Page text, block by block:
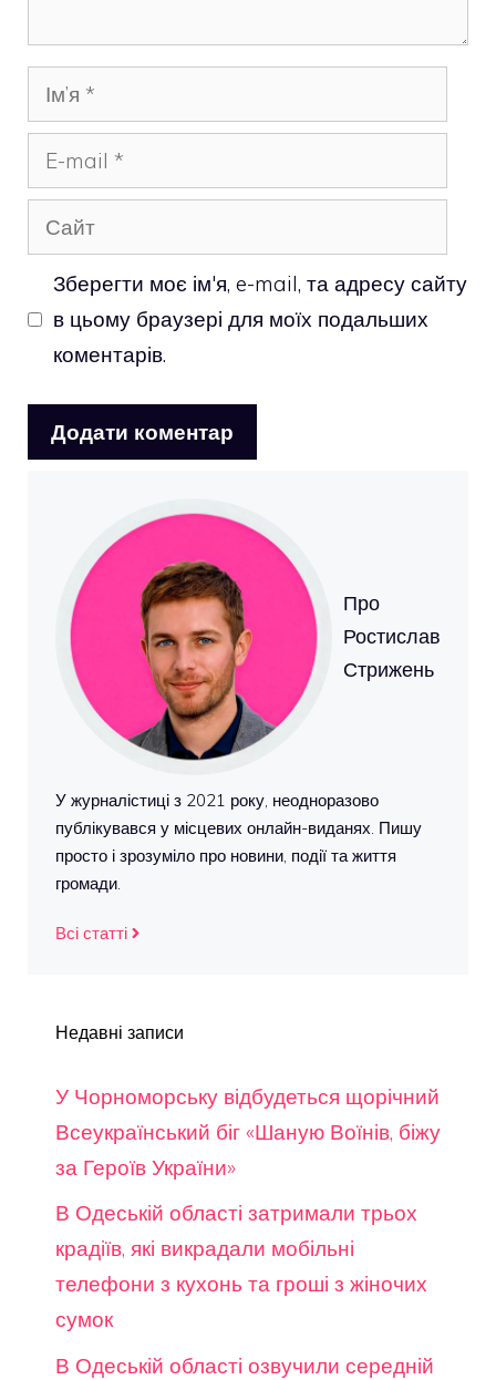
Ім’я
mail
Сайт
Зберегти моє ім'я, e-mail, та адресу сайту
в цьому браузері для моїх подальших
коментарів.
Про
Ростислав
Стрижень
У журналістиці з 2021 року, неодноразово
публікувався у місцевих онлайн-виданях. Пишу
просто і зрозуміло про новини, події та життя
громади.
Всі статті
Недавні записи
У Чорноморську відбудеться щорічний
Всеукраїнський біг «Шаную Воїнів, біжу
за Героїв України»
В Одеській області затримали трьох
крадіїв, які викрадали мобільні
телефони з кухонь та гроші з жіночих
сумок
В Одеській області озвучили середній